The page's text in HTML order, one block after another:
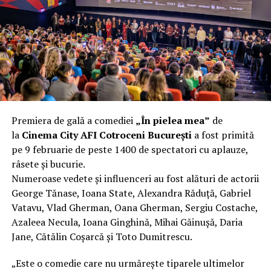
încât nu a mai putut fi pliat. Proprietarul l-a aruncat la
fier vechi a doua zi. Asta ca să fie clar de la început: nu
vorbim despre preferințe estetice, ci despre
funcționalitate reală.
Aluminiul, pe scurt: ușor,
rezistent la coroziune, dar cu
nuanțe
Aluminiul e materialul care apare primul în conversație
când cineva caută un pavilion ușor. Și pe bună dreptate.
Densitatea aluminiului e de aproximativ 2,7 g/cm³, față
de circa 7,8 g/cm³ pentru oțel. Practic, la un volum
identic, aluminiul cântărește cam o treime din greutatea
oțelului. Pentru oricine transportă, montează și
demontează frecvent o structură, diferența asta se
simte enorm.
Premiera de gală a comediei „În pielea mea” de
la Cinema City AFI Cotroceni Bucureștia fost primită
pe 9 februarie de peste 1400 de spectatori cu aplauze,
râsete și bucurie.
Numeroase vedete și influenceri au fost alături de actorii
George Tănase, Ioana State, Alexandra Răduță, Gabriel
Vatavu, Vlad Gherman, Oana Gherman, Sergiu Costache,
Azaleea Necula, Ioana Ginghină, Mihai Găinușă, Daria
Jane, Cătălin Coșarcă și Toto Dumitrescu.
„Este o comedie care nu urmărește tiparele ultimelor